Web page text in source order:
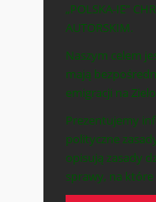
„POLSKA-IE”
AUTORSKIM.
Naszym celem
mają
emigracji na
Prezentujemy
polityczne
opisują zasady
sprawy, na które